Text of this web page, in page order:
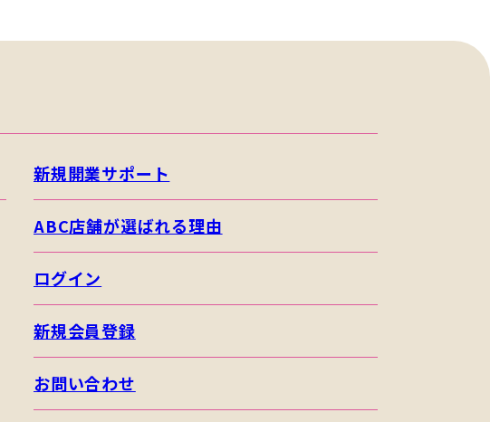
新規開業サポート
ABC店舗が選ばれる理由
ログイン
新規会員登録
お問い合わせ